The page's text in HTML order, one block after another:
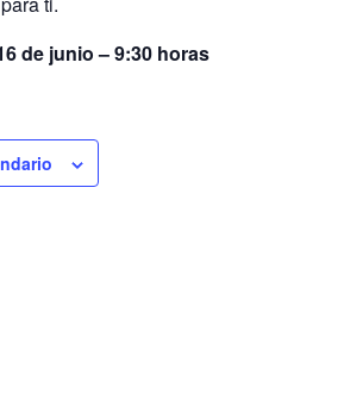
de junio – 9:30 horas